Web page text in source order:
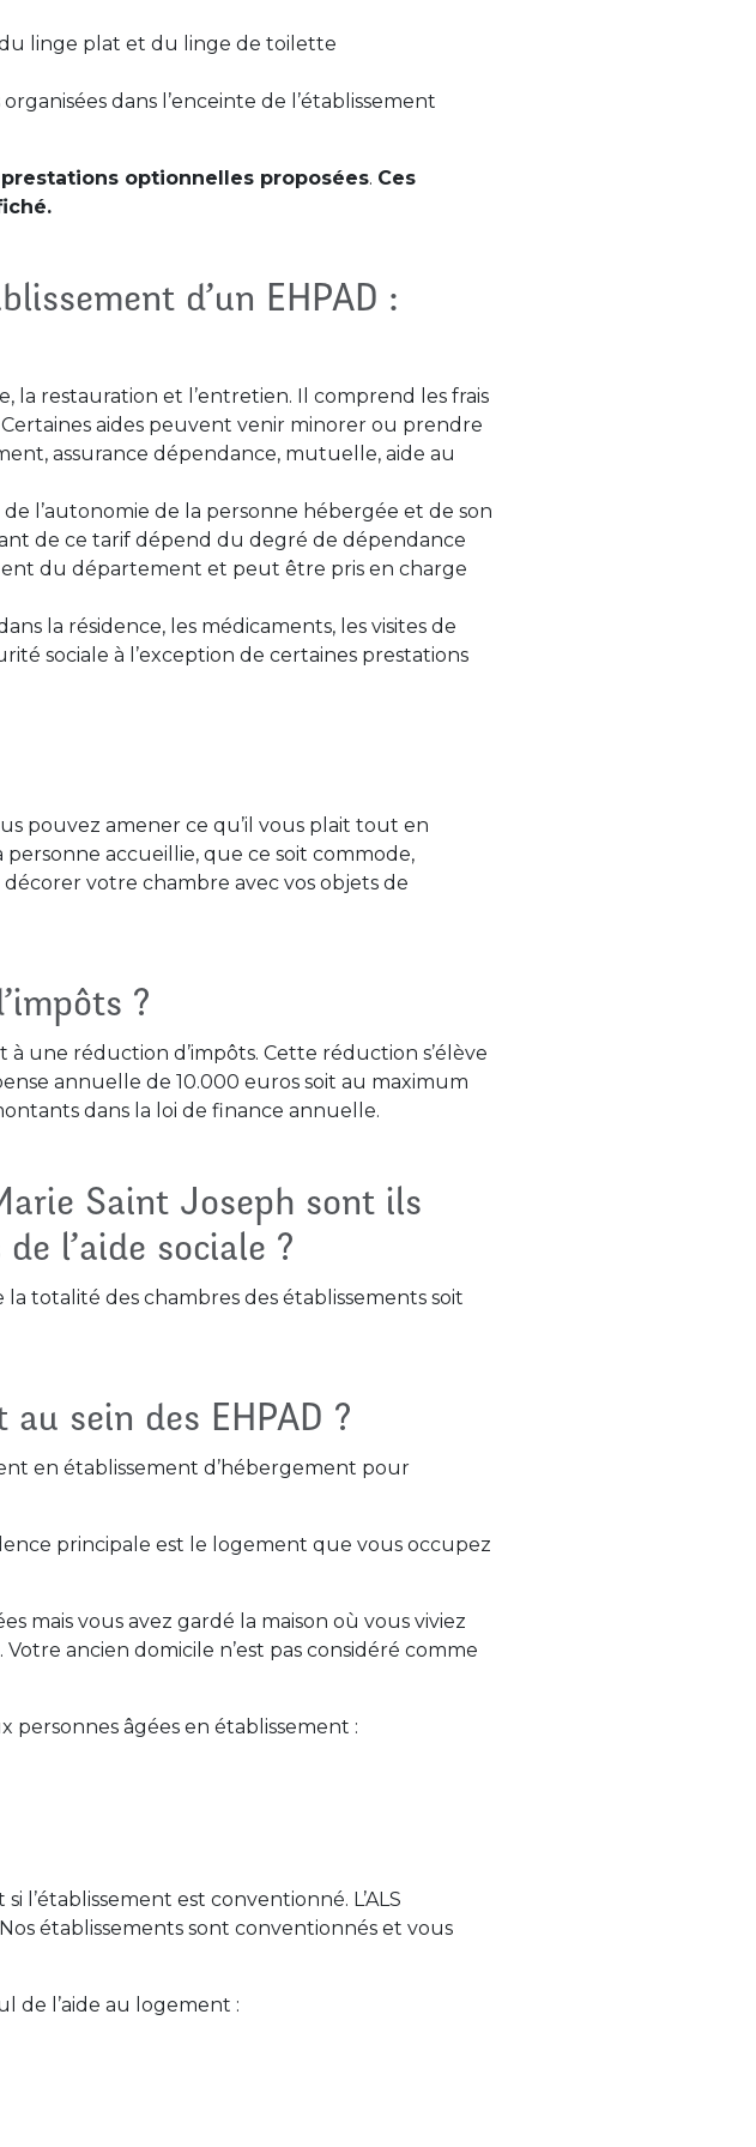
linge plat et du linge de toilette
dans l’enceinte de l’établissement
prestations optionnelles proposées. Ces
d’un EHPAD :
la restauration et l’entretien. Il comprend les frais
aides peuvent venir minorer ou prendre
assurance dépendance, mutuelle, aide au
l’autonomie de la personne hébergée et de son
de ce tarif dépend du degré de dépendance
du département et peut être pris en charge
la résidence, les médicaments, les visites de
sociale à l’exception de certaines prestations
pouvez amener ce qu’il vous plait tout en
personne accueillie, que ce soit commode,
votre chambre avec vos objets de
?
une réduction d’impôts. Cette réduction s’élève
annuelle de 10.000 euros soit au maximum
dans la loi de finance annuelle.
Saint Joseph sont ils
l’aide sociale ?
totalité des chambres des établissements soit
sein des EHPAD ?
en établissement d’hébergement pour
principale est le logement que vous occupez
mais vous avez gardé la maison où vous viviez
ancien domicile n’est pas considéré comme
personnes âgées en établissement :
l’établissement est conventionné. L’ALS
établissements sont conventionnés et vous
de l’aide au logement :